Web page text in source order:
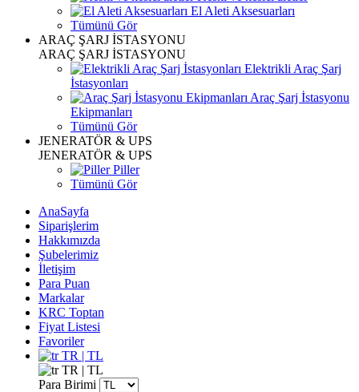
El Aleti Aksesuarları
Tümünü Gör
ARAÇ ŞARJ İSTASYONU
ARAÇ ŞARJ İSTASYONU
Elektrikli Araç Şarj
İstasyonları
Araç Şarj İstasyonu
Ekipmanları
Tümünü Gör
JENERATÖR & UPS
JENERATÖR & UPS
Piller
Tümünü Gör
AnaSayfa
Siparişlerim
Hakkımızda
Şubelerimiz
İletişim
Para Puan
Markalar
KRC Toptan
Fiyat Listesi
Favoriler
TR | TL
TR | TL
Para Birimi